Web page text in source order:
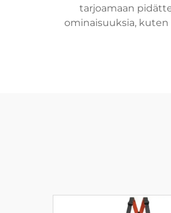
tarjoamaan
ominaisuuksia,